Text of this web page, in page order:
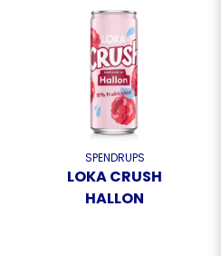
SPENDRUPS
LOKA CRUSH
HALLON